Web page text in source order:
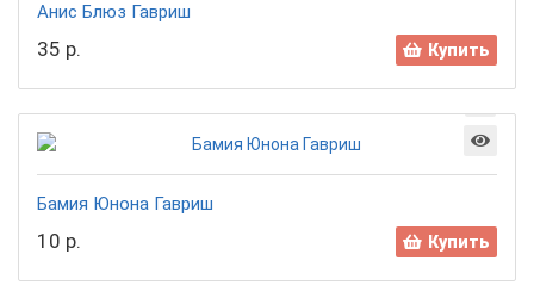
Анис Блюз Гавриш
35 р. Купить
Бамия Юнона Гавриш
10 р. Купить